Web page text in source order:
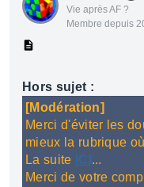
Vie après AF ?
Membre depuis
Hors sujet :
[Modération]
Merci d'éviter les
mieux la rubrique
La suite ICI ...
Merci de votre